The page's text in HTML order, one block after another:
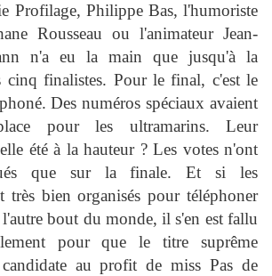
Profilage, Philippe Bas, l'humoriste
Rousseau ou l'animateur Jean-
n'a eu la main que jusqu'à la
cinq finalistes. Pour le final, c'est le
Des numéros spéciaux avaient
pour les ultramarins. Leur
été à la hauteur ? Les votes n'ont
que sur la finale. Et si les
très bien organisés pour téléphoner
l'autre bout du monde, il s'en est fallu
pour que le titre suprême
au profit de miss Pas de